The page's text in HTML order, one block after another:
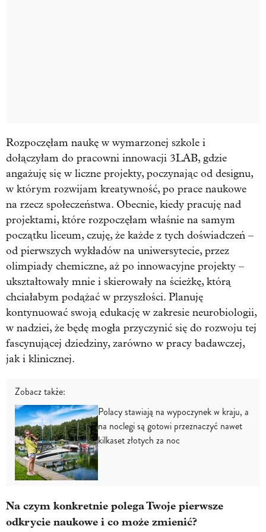
Rozpoczęłam naukę w wymarzonej szkole i
dołączyłam do pracowni innowacji 3LAB, gdzie
angażuję się w liczne projekty, poczynając od designu,
w którym rozwijam kreatywność, po prace naukowe
na rzecz społeczeństwa. Obecnie, kiedy pracuję nad
projektami, które rozpoczęłam właśnie na samym
początku liceum, czuję, że każde z tych doświadczeń –
od pierwszych wykładów na uniwersytecie, przez
olimpiady chemiczne, aż po innowacyjne projekty –
ukształtowały mnie i skierowały na ścieżkę, którą
chciałabym podążać w przyszłości. Planuję
kontynuować swoją edukację w zakresie neurobiologii,
w nadziei, że będę mogła przyczynić się do rozwoju tej
fascynującej dziedziny, zarówno w pracy badawczej,
jak i klinicznej.
Zobacz także:
Polacy stawiają na wypoczynek w kraju, a
na noclegi są gotowi przeznaczyć nawet
kilkaset złotych za noc
Na czym konkretnie polega Twoje pierwsze
odkrycie naukowe i co może zmienić?